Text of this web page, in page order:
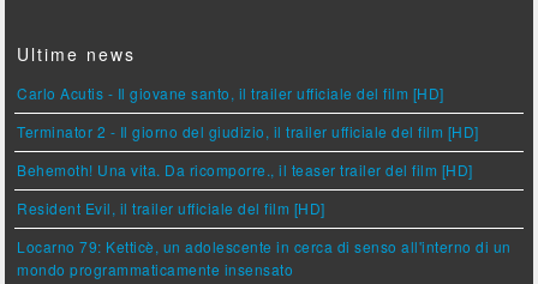
Ultime news
Carlo Acutis - Il giovane santo, il trailer ufficiale del film [HD]
Terminator 2 - Il giorno del giudizio, il trailer ufficiale del film [HD]
Behemoth! Una vita. Da ricomporre., il teaser trailer del film [HD]
Resident Evil, il trailer ufficiale del film [HD]
Locarno 79: Ketticè, un adolescente in cerca di senso all'interno di un
mondo programmaticamente insensato